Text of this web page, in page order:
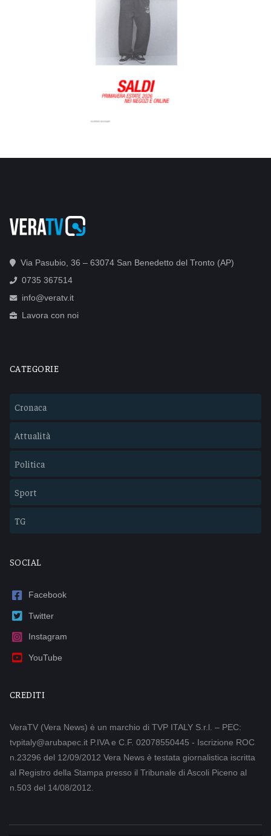
Via Pasubio, 36 – 63074 San Benedetto del Tronto (AP)
0735 367514
info@veratv.it
Lavora con noi
CATEGORIE
Cronaca
Attualità
Politica
Sport
TG
SOCIAL
Facebook
Twitter
Instagram
YouTube
CREDITI
VeraTV (Vera News) è un marchio di TVP ITALY S.r.l. – PEC:
tvpitaly@arubapec.it P.IVA e C.F. 02078550445 - Iscrizione ROC
n.23296 del 12/09/2012 Vera News è testata giornalistica iscritta
al Registro della Stampa presso il Tribunale di Ascoli Piceno al
n.503 del 14/08/2012.